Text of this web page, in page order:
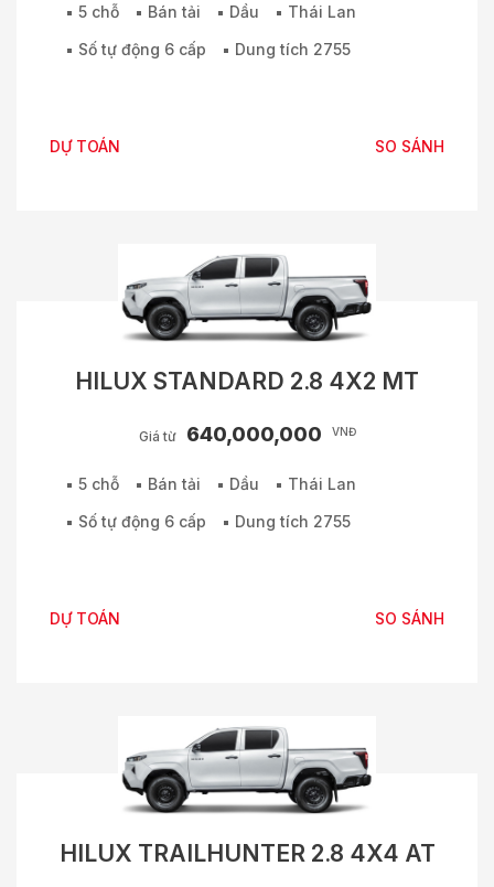
5 chỗ Bán tải Dầu
Thái Lan
Số tự động 6 cấp
Dung tích 2755
DỰ TOÁN SO SÁNH
HILUX STANDARD 2.8 4X2 MT
Giá từ 640,000,000 VNĐ
5 chỗ Bán tải Dầu
Thái Lan
Số tự động 6 cấp
Dung tích 2755
DỰ TOÁN SO SÁNH
HILUX TRAILHUNTER 2.8 4X4 AT